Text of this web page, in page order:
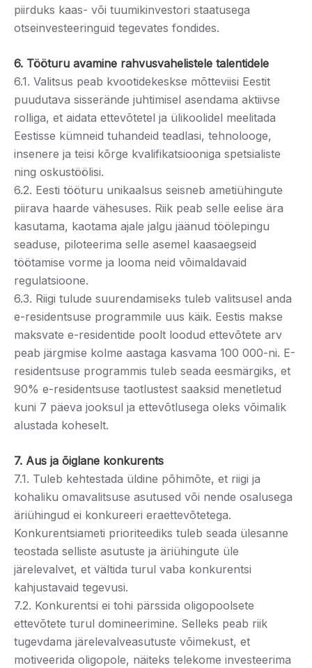
piirduks kaas- või tuumikinvestori staatusega
otseinvesteeringuid tegevates fondides.
6. Tööturu avamine rahvusvahelistele talentidele
6.1. Valitsus peab kvootidekeskse mõtteviisi Eestit
puudutava sisserände juhtimisel asendama aktiivse
rolliga, et aidata ettevõtetel ja ülikoolidel meelitada
Eestisse kümneid tuhandeid teadlasi, tehnolooge,
insenere ja teisi kõrge kvalifikatsiooniga spetsialiste
ning oskustöölisi.
6.2. Eesti tööturu unikaalsus seisneb ametiühingute
piirava haarde vähesuses. Riik peab selle eelise ära
kasutama, kaotama ajale jalgu jäänud töölepingu
seaduse, piloteerima selle asemel kaasaegseid
töötamise vorme ja looma neid võimaldavaid
regulatsioone.
6.3. Riigi tulude suurendamiseks tuleb valitsusel anda
e-residentsuse programmile uus käik. Eestis makse
maksvate e-residentide poolt loodud ettevõtete arv
peab järgmise kolme aastaga kasvama 100 000-ni. E-
residentsuse programmis tuleb seada eesmärgiks, et
90% e-residentsuse taotlustest saaksid menetletud
kuni 7 päeva jooksul ja ettevõtlusega oleks võimalik
alustada koheselt.
7. Aus ja õiglane konkurents
7.1. Tuleb kehtestada üldine põhimõte, et riigi ja
kohaliku omavalitsuse asutused või nende osalusega
äriühingud ei konkureeri eraettevõtetega.
Konkurentsiameti prioriteediks tuleb seada ülesanne
teostada selliste asutuste ja äriühingute üle
järelevalvet, et vältida turul vaba konkurentsi
kahjustavaid tegevusi.
7.2. Konkurentsi ei tohi pärssida oligopoolsete
ettevõtete turul domineerimine. Selleks peab riik
tugevdama järelevalveasutuste võimekust, et
motiveerida oligopole, näiteks telekome investeerima